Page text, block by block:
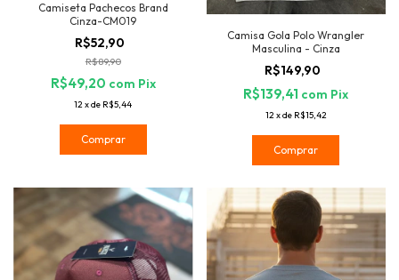
Camiseta Pachecos Brand
Cinza-CM019
R$52,90
R$89,90
R$49,20 com Pix
12xde R$5,44
Comprar
Camisa Gola Polo Wrangler
Masculina - Cinza
R$149,90
R$139,41 com Pix
12xde R$15,42
Comprar